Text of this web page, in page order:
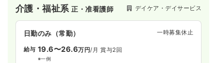
ためのサポートをしています。
介護・福祉系正・准看護師 デイケア・デイサービス
日勤のみ（常勤） 一時募集休止
給与 19.6〜26.6万円/月 賞与2回
※一例